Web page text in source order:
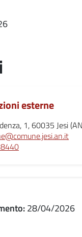
esterne
1, 60035 Jesi
28/04/2026